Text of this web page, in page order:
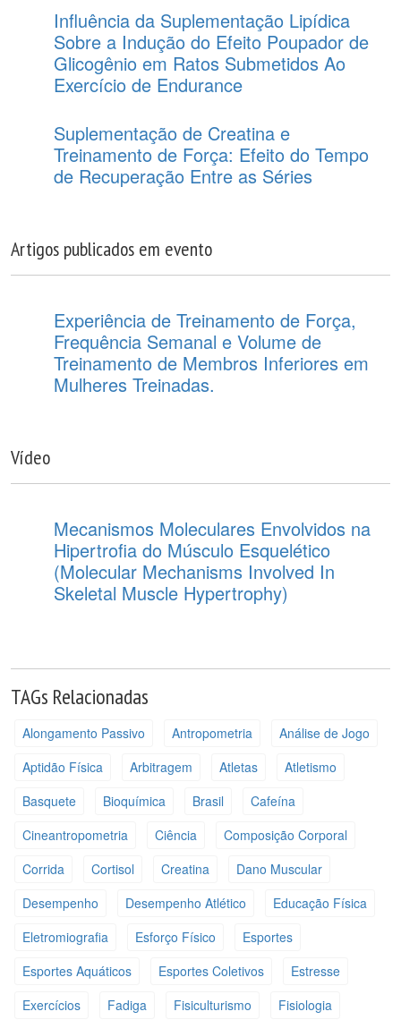
Influência da Suplementação Lipídica
Sobre a Indução do Efeito Poupador de
Glicogênio em Ratos Submetidos Ao
Exercício de Endurance
Suplementação de Creatina e
Treinamento de Força: Efeito do Tempo
de Recuperação Entre as Séries
Artigos publicados em evento
Experiência de Treinamento de Força,
Frequência Semanal e Volume de
Treinamento de Membros Inferiores em
Mulheres Treinadas.
Vídeo
Mecanismos Moleculares Envolvidos na
Hipertrofia do Músculo Esquelético
(Molecular Mechanisms Involved In
Skeletal Muscle Hypertrophy)
TAGs Relacionadas
Alongamento Passivo Antropometria
Análise de Jogo
Aptidão Física
Arbitragem Atletas
Atletismo
Basquete
Bioquímica Brasil
Cafeína
Cineantropometria
Ciência
Composição Corporal
Corrida
Cortisol Creatina
Dano Muscular
Desempenho
Desempenho Atlético
Educação Física
Eletromiografia
Esforço Físico
Esportes
Esportes Aquáticos
Esportes Coletivos
Estresse
Exercícios
Fadiga Fisiculturismo
Fisiologia